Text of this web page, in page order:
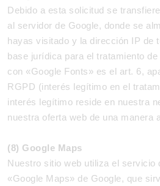
Debido a esta solicitud se
al servidor de Google, donde se
hayas visitado y la dirección IP de
base jurídica para el tratamiento
con «Google Fonts» es el art. 6,
RGPD (interés legítimo en el
interés legítimo reside en nuestra
nuestra oferta web de una manera
(8) Google Maps
Nuestro sitio web utiliza el servicio
«Google Maps» de Google, que